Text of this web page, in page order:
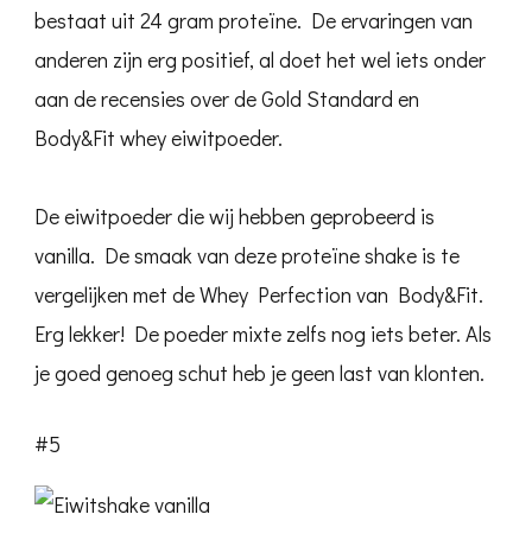
bestaat uit 24 gram proteïne. De ervaringen van
anderen zijn erg positief, al doet het wel iets onder
aan de recensies over de Gold Standard en
Body&Fit whey eiwitpoeder.
De eiwitpoeder die wij hebben geprobeerd is
vanilla. De smaak van deze proteïne shake is te
vergelijken met de Whey Perfection van Body&Fit.
Erg lekker! De poeder mixte zelfs nog iets beter. Als
je goed genoeg schut heb je geen last van klonten.
#5